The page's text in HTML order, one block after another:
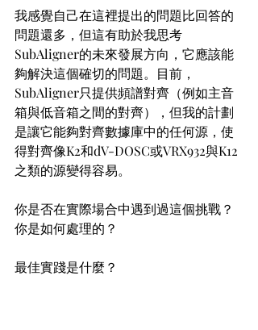
我感覺自己在這裡提出的問題比回答的
問題還多，但這有助於我思考
SubAligner的未來發展方向，它應該能
夠解決這個確切的問題。目前，
SubAligner只提供頻譜對齊（例如主音
箱與低音箱之間的對齊），但我的計劃
是讓它能夠對齊數據庫中的任何源，使
得對齊像K2和dV-DOSC或VRX932與K12
之類的源變得容易。
你是否在實際場合中遇到過這個挑戰？
你是如何處理的？
最佳實踐是什麼？